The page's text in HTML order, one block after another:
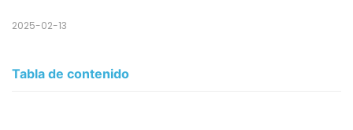
2025-02-13
Tabla de contenido